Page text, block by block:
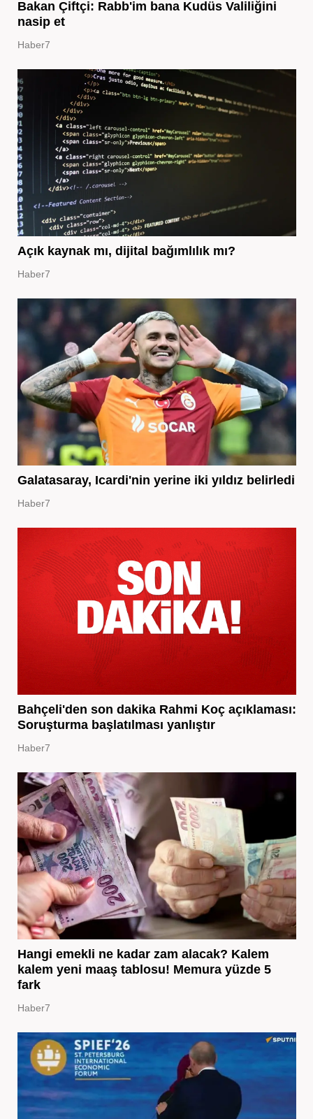
Bakan Çiftçi: Rabb'im bana Kudüs Valiliğini
nasip et
Haber7
Açık kaynak mı, dijital bağımlılık mı?
Haber7
Galatasaray, Icardi'nin yerine iki yıldız belirledi
Haber7
Bahçeli'den son dakika Rahmi Koç açıklaması:
Soruşturma başlatılması yanlıştır
Haber7
Hangi emekli ne kadar zam alacak? Kalem
kalem yeni maaş tablosu! Memura yüzde 5
fark
Haber7